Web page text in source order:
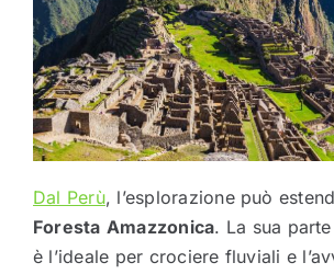
Dal Perù, l’esplorazione può
Foresta Amazzonica. La sua
è l’ideale per crociere fluviali e